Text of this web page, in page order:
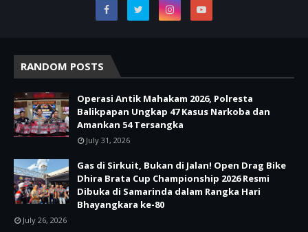
RANDOM POSTS
Operasi Antik Mahakam 2026, Polresta
Balikpapan Ungkap 47 Kasus Narkoba dan
Amankan 54 Tersangka
July 31, 2026
Gas di Sirkuit, Bukan di Jalan! Open Drag Bike
Dhira Brata Cup Championship 2026 Resmi
Dibuka di Samarinda dalam Rangka Hari
Bhayangkara ke-80
July 26, 2026